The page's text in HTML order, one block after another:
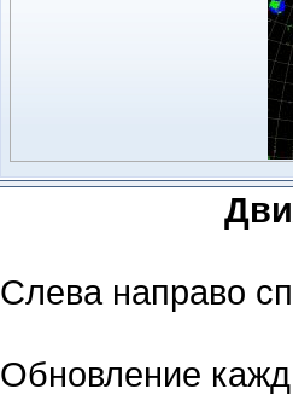
Слева направо
Обновление